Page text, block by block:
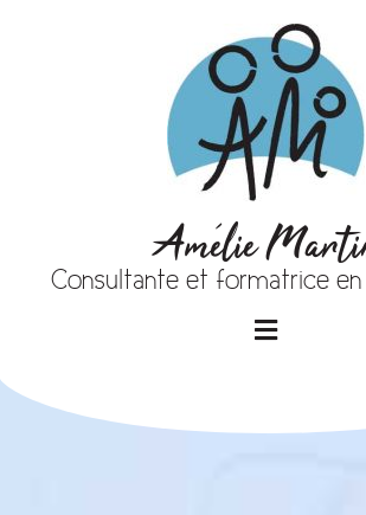
Amélie
Consultante et formatrice